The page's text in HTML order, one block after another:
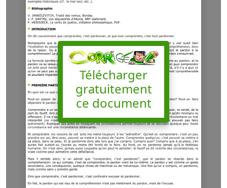
Télécharger
gratuitement
ce document